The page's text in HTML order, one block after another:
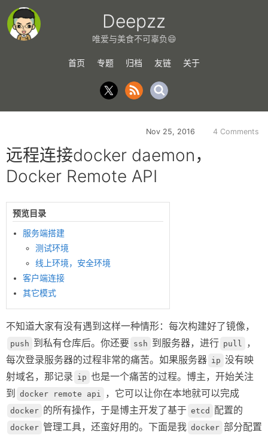
Deepzz
唯爱与美食不可辜负😄
首页 专题 归档 友链 关于
Nov 25, 2016 4 Comments
远程连接docker daemon，
Docker Remote API
预览目录
服务端搭建
测试环境
线上环境，安全环境
客户端连接
其它模式
不知道大家有没有遇到这样一种情形：每次构建好了镜像，
push 到私有仓库后。你还要 ssh 到服务器，进行 pull
，
每次登录服务器的过程非常的痛苦。如果服务器 ip 没有映
射域名，那记录 ip 也是一个痛苦的过程。博主，开始关注
到
docker remote api ，它可以让你在本地就可以完成
docker 的所有操作，于是博主开发了基于 etcd 配置的
docker 管理工具，还蛮好用的。下面是我 docker 部分配置